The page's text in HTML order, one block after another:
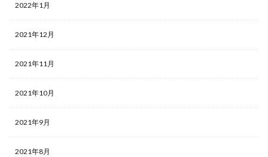
2022年1月
2021年12月
2021年11月
2021年10月
2021年9月
2021年8月